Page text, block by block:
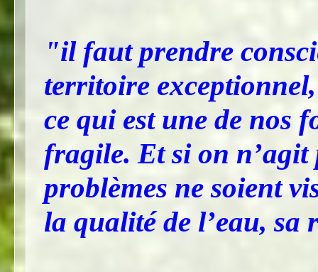
"il faut prendre
territoire
ce qui est une de nos
fragile. Et si on n’agit
problèmes ne soient
la qualité de l’eau,